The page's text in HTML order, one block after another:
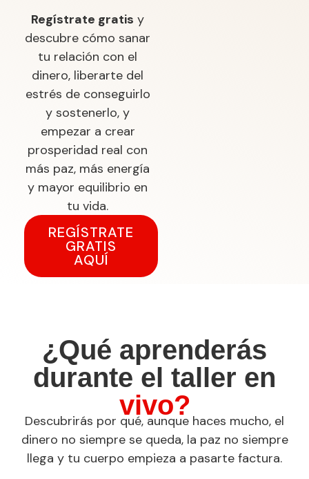
Regístrate gratis y
descubre cómo sanar
tu relación con el
dinero, liberarte del
estrés de conseguirlo
y sostenerlo, y
empezar a crear
prosperidad real con
más paz, más energía
y mayor equilibrio en
tu vida.
REGÍSTRATE
GRATIS
AQUÍ
¿Qué aprenderás
durante el taller en
vivo?
Descubrirás por qué, aunque haces mucho, el
dinero no siempre se queda, la paz no siempre
llega y tu cuerpo empieza a pasarte factura.